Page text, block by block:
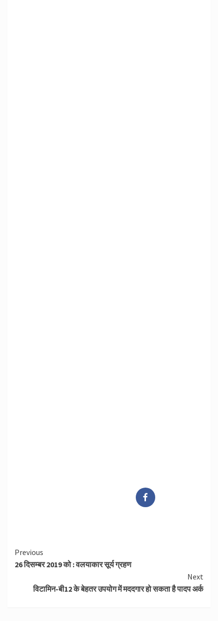
Continue
Reading
Previous
26 दिसम्बर 2019 को : वलयाकार सूर्य ग्रहण
Next
विटामिन-बी12 के बेहतर उपयोग में मददगार हो सकता है पादप अर्क